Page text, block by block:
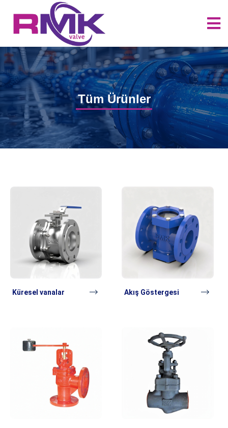
Tüm Ürünler
Küresel vanalar Akış Göstergesi